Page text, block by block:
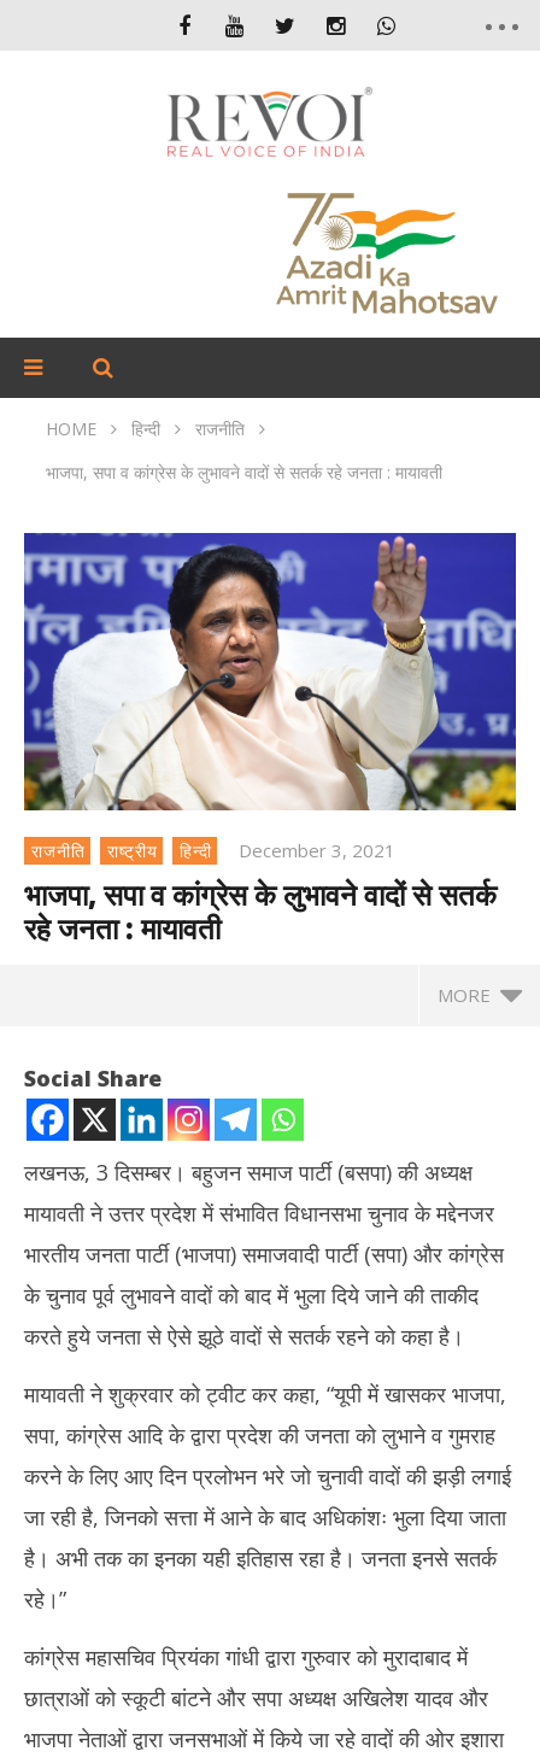
HOME हिन्दी
राजनीति
भाजपा, सपा व कांग्रेस के लुभावने वादों से सतर्क रहे जनता : मायावती
राजनीति राष्ट्रीय हिन्दी December 3, 2021
भाजपा, सपा व कांग्रेस के लुभावने वादों से सतर्क
रहे जनता : मायावती
MORE
NOW VIEWING
भाजपा, सपा व कांग्रेस के लुभावने वादों से सतर्क रहे जनता : मायावती
December
3, 2021
Social Share
लखनऊ, 3 दिसम्बर। बहुजन समाज पार्टी (बसपा) की अध्यक्ष
मायावती ने उत्तर प्रदेश में संभावित विधानसभा चुनाव के मद्देनजर
भारतीय जनता पार्टी (भाजपा) समाजवादी पार्टी (सपा) और कांग्रेस
के चुनाव पूर्व लुभावने वादों को बाद में भुला दिये जाने की ताकीद
करते हुये जनता से ऐसे झूठे वादों से सतर्क रहने को कहा है।
मायावती ने शुक्रवार को ट्वीट कर कहा, “यूपी में खासकर भाजपा,
सपा, कांग्रेस आदि के द्वारा प्रदेश की जनता को लुभाने व गुमराह
करने के लिए आए दिन प्रलोभन भरे जो चुनावी वादों की झड़ी लगाई
जा रही है, जिनको सत्ता में आने के बाद अधिकांशः भुला दिया जाता
है। अभी तक का इनका यही इतिहास रहा है। जनता इनसे सतर्क
रहे।”
कांग्रेस महासचिव प्रियंका गांधी द्वारा गुरुवार को मुरादाबाद में
छात्राओं को स्कूटी बांटने और सपा अध्यक्ष अखिलेश यादव और
भाजपा नेताओं द्वारा जनसभाओं में किये जा रहे वादों की ओर इशारा